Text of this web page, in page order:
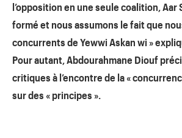
l’opposition en une seule coalition, Aar
formé et nous assumons le fait que
concurrents de Yewwi Askan wi »
Pour autant, Abdourahmane Diouf
critiques à l’encontre de la «
sur des « principes ».